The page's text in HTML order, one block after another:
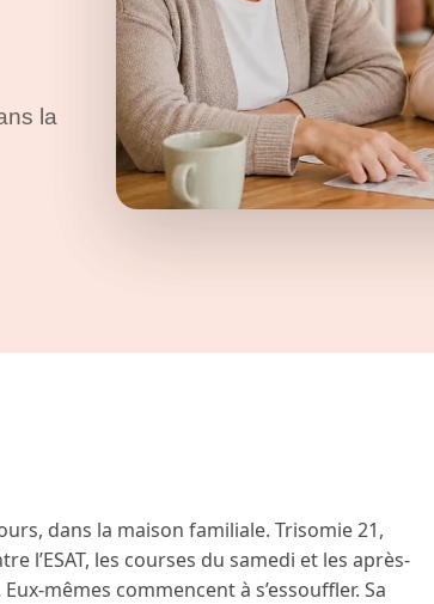
la
dans la maison familiale. Trisomie 21,
l’ESAT, les courses du samedi et les après-
mêmes commencent à s’essouffler. Sa